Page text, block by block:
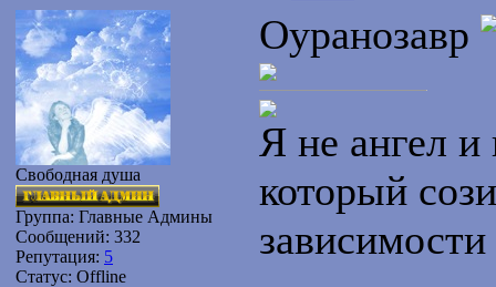
Свободная душа
Группа: Главные Админы
Сообщений: 332
Репутация: 5
Статус: Offline
Оуранозавр
Я не ангел и
который